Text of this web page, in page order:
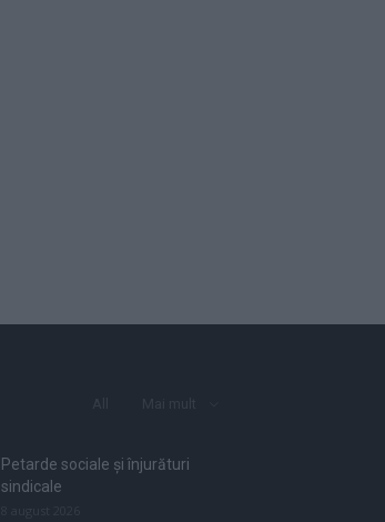
Petarde sociale și înjurături
sindicale